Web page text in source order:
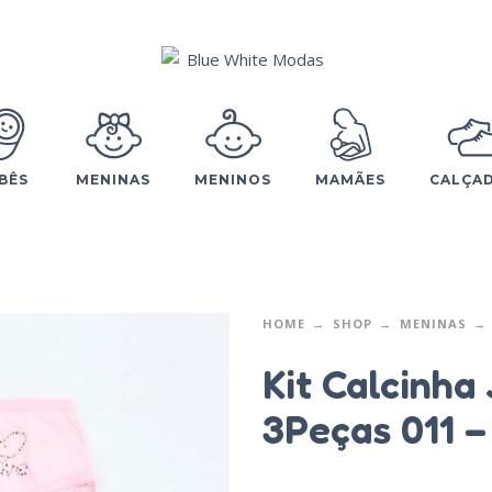
MENINAS MENINOS MAMÃES
HOME SHOP MENINAS
Kit Calcinha
3Peças 011